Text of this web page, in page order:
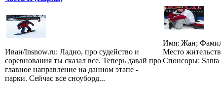
Иван/Insnow.ru: Ладно, про судейство и
соревнования ты сказал все. Теперь давай про
главное направление на данном этапе -
парки. Сейчас все сноуборд...
Имя: Жан;
Место
Спонсоры: Santa